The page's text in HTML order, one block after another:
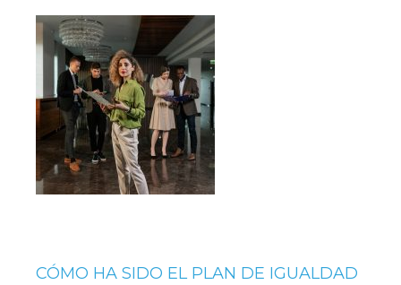
CÓMO HA SIDO EL PLAN DE IGUALDAD